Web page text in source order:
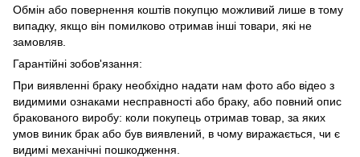
Обмін або повернення коштів покупцю можливий лише в тому
випадку, якщо він помилково отримав інші товари, які не
замовляв.
Гарантійні зобов'язання:
При виявленні браку необхідно надати нам фото або відео з
видимими ознаками несправності або браку, або повний опис
бракованого виробу: коли покупець отримав товар, за яких
умов виник брак або був виявлений, в чому виражається, чи є
видимі механічні пошкодження.